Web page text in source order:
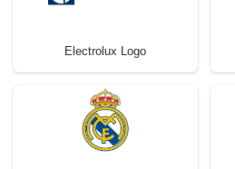
Electrolux Logo